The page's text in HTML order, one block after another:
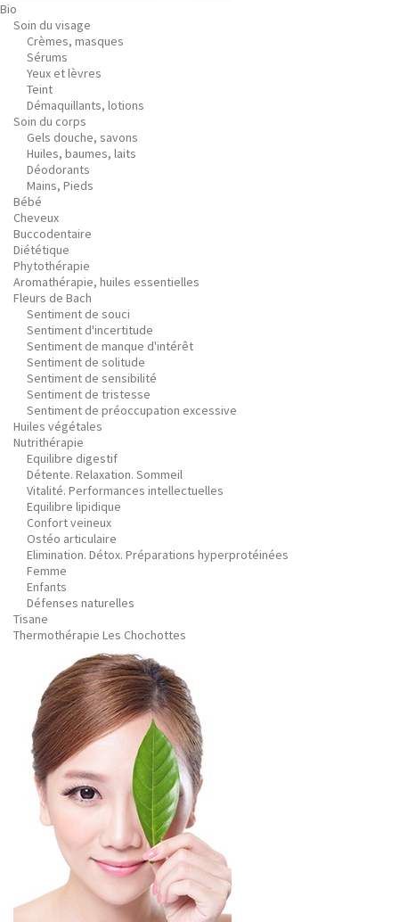
Bio
Soin du visage
Crèmes, masques
Sérums
Yeux et lèvres
Teint
Démaquillants, lotions
Soin du corps
Gels douche, savons
Huiles, baumes, laits
Déodorants
Mains, Pieds
Bébé
Cheveux
Buccodentaire
Diététique
Phytothérapie
Aromathérapie, huiles essentielles
Fleurs de Bach
Sentiment de souci
Sentiment d'incertitude
Sentiment de manque d'intérêt
Sentiment de solitude
Sentiment de sensibilité
Sentiment de tristesse
Sentiment de préoccupation excessive
Huiles végétales
Nutrithérapie
Equilibre digestif
Détente. Relaxation. Sommeil
Vitalité. Performances intellectuelles
Equilibre lipidique
Confort veineux
Ostéo articulaire
Elimination. Détox. Préparations hyperprotéinées
Femme
Enfants
Défenses naturelles
Tisane
Thermothérapie Les Chochottes